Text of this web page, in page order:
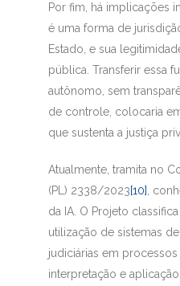
Por fim, há implicações
é uma forma de
Estado, e sua
pública. Transferir essa
autônomo, sem
de controle, colocaria
que sustenta a justiça
Atualmente, tramita no
(PL) 2338/2023[10],
da IA. O Projeto
utilização de sistemas
judiciárias em
interpretação e